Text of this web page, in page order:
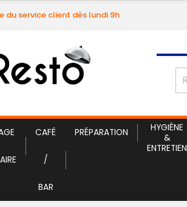
du service client dès lundi 9h
CAFÉ
/
BAR
PRÉPARATION
HYGIÈNE
&
ENTRETIEN